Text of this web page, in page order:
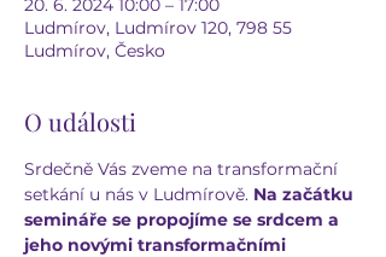
20. 6. 2024 10:00 – 17:00
Ludmírov, Ludmírov 120, 798 55
Ludmírov, Česko
O události
Srdečně Vás zveme na transformační
setkání u nás v Ludmírově. Na začátku
semináře se propojíme se srdcem a
jeho novými transformačními